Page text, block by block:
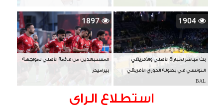
1904
بث مباشر لمباراة الأهلي والأفريقي
التونسي في بطولة الدوري الأفريقي
BAL
1897
المستبعدين من قائمة الأهلي لمواجهة
بيراميدز
استطلاع الراى